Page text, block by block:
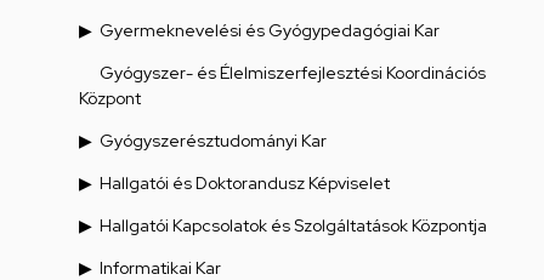
Gyermeknevelési és Gyógypedagógiai Kar
Gyógyszer- és Élelmiszerfejlesztési Koordinációs
Központ
Gyógyszerésztudományi Kar
Hallgatói és Doktorandusz Képviselet
Hallgatói Kapcsolatok és Szolgáltatások Központja
Informatikai Kar